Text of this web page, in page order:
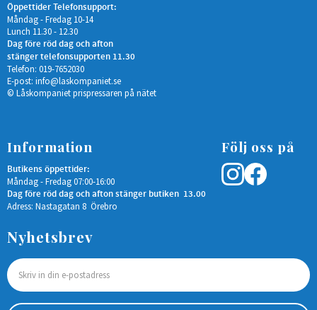
Öppettider Telefonsupport:
Måndag - Fredag 10-14
Lunch 11.30 - 12.30
Dag före röd dag och afton
stänger telefonsupporten 11.30
Telefon: 019-7652030
E-post: info@laskompaniet.se
© Låskompaniet prispressaren på nätet
Information
Butikens öppettider:
Måndag - Fredag 07:00-16:00
Dag före röd dag och afton stänger butiken 13.00
Adress: Nastagatan 8 Örebro
Följ oss på
Nyhetsbrev